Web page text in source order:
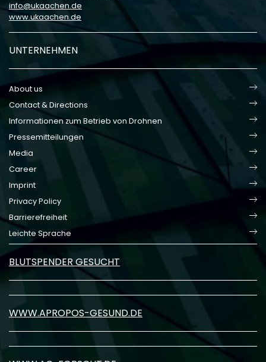
info
ukaachen de
www.ukaachen.de
UNTERNEHMEN
About us
Contact & Directions
Informationen zum Betrieb von Drohnen
Pressemitteilungen
Media
Career
Imprint
Privacy Policy
Barrierefreiheit
Leichte Sprache
BLUTSPENDER GESUCHT
WWW.APROPOS-GESUND.DE